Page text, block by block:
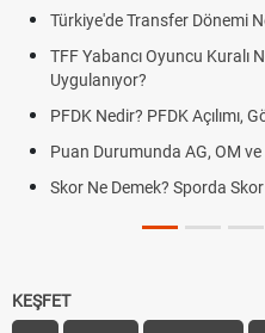
Türkiye'de Transfer Dönemi
TFF Yabancı Oyuncu Kuralı
Uygulanıyor?
PFDK Nedir? PFDK Açılımı,
Puan Durumunda AG, OM
Skor Ne Demek? Sporda
KEŞFET